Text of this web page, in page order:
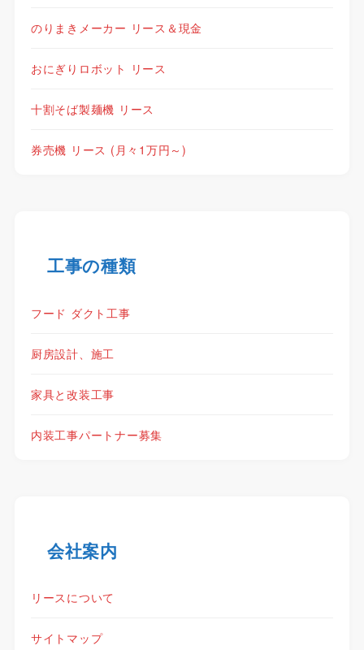
のりまきメーカー リース＆現金
おにぎりロボット リース
十割そば製麺機 リース
券売機 リース (月々1万円～)
工事の種類
フード ダクト工事
厨房設計、施工
家具と改装工事
内装工事パートナー募集
会社案内
リースについて
サイトマップ